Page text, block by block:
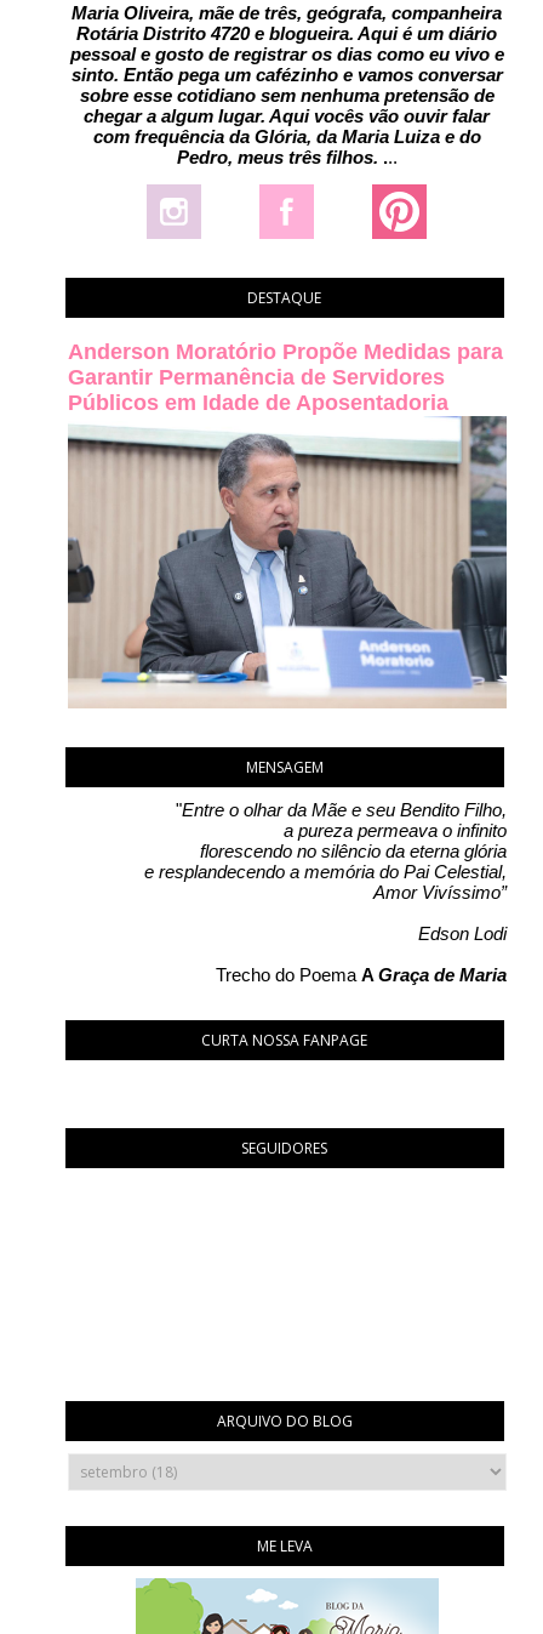
Maria Oliveira, mãe de três, geógrafa, companheira
Rotária Distrito 4720 e blogueira. Aqui é um diário
pessoal e gosto de registrar os dias como eu vivo e
sinto. Então pega um cafézinho e vamos conversar
sobre esse cotidiano sem nenhuma pretensão de
chegar a algum lugar. Aqui vocês vão ouvir falar
com frequência da Glória, da Maria Luiza e do
Pedro, meus três filhos. ...
DESTAQUE
Anderson Moratório Propõe Medidas para
Garantir Permanência de Servidores
Públicos em Idade de Aposentadoria
MENSAGEM
"Entre o olhar da Mãe e seu Bendito Filho,
a pureza permeava o infinito
florescendo no silêncio da eterna glória
e resplandecendo a memória do Pai Celestial,
Amor Vivíssimo”
Edson Lodi
Trecho do PoemaAGraça de Maria
CURTA NOSSA FANPAGE
SEGUIDORES
ARQUIVO DO BLOG
ME LEVA